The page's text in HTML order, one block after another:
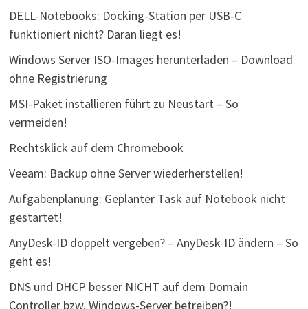
DELL-Notebooks: Docking-Station per USB-C
funktioniert nicht? Daran liegt es!
Windows Server ISO-Images herunterladen – Download
ohne Registrierung
MSI-Paket installieren führt zu Neustart – So
vermeiden!
Rechtsklick auf dem Chromebook
Veeam: Backup ohne Server wiederherstellen!
Aufgabenplanung: Geplanter Task auf Notebook nicht
gestartet!
AnyDesk-ID doppelt vergeben? – AnyDesk-ID ändern – So
geht es!
DNS und DHCP besser NICHT auf dem Domain
Controller bzw. Windows-Server betreiben?!